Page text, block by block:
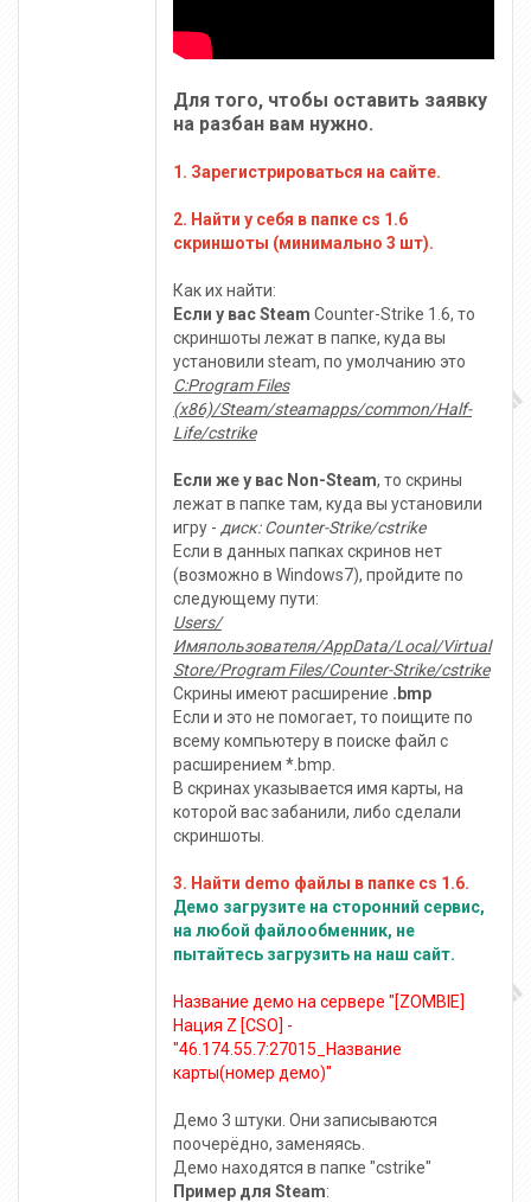
Для того, чтобы оставить заявку
на разбан вам нужно.
1. Зарегистрироваться на сайте.
2. Найти у себя в папке cs 1.6
скриншоты (минимально 3 шт).
Как их найти:
Если у вас Steam Counter-Strike 1.6, то
скриншоты лежат в папке, куда вы
установили steam, по умолчанию это
C:Program Files
(x86)/Steam/steamapps/common/Half-
Life/cstrike
Если же у вас Non-Steam, то скрины
лежат в папке там, куда вы установили
игру - диск: Counter-Strike/cstrike
Если в данных папках скринов нет
(возможно в Windows7), пройдите по
следующему пути:
Users/
Имяпользователя/AppData/Local/Virtual
Store/Program Files/Counter-Strike/cstrike
Скрины имеют расширение .bmp
Если и это не помогает, то поищите по
всему компьютеру в поиске файл с
расширением *.bmp.
В скринах указывается имя карты, на
которой вас забанили, либо сделали
скриншоты.
3. Найти demo файлы в папке cs 1.6.
Демо загрузите на сторонний сервис,
на любой файлообменник, не
пытайтесь загрузить на наш сайт.
Название демо на сервере "[ZOMBIE]
Нация Z [CSO] -
"46.174.55.7:27015_Название
карты(номер демо)"
Демо 3 штуки. Они записываются
поочерёдно, заменяясь.
Демо находятся в папке "cstrike"
Пример для Steam: